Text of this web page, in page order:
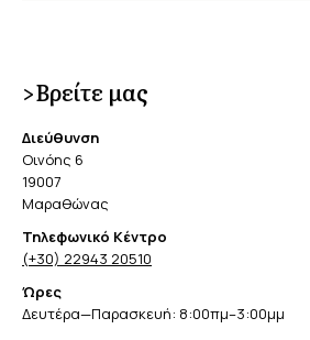
>Βρείτε μας
Διεύθυνση
Οινόης 6
19007
Μαραθώνας
Τηλεφωνικό Κέντρο
(+30) 22943 20510
Ώρες
Δευτέρα—Παρασκευή: 8:00πμ–3:00μμ